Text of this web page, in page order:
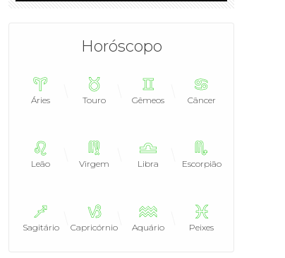
Horóscopo
Áries Touro Gêmeos Câncer
Leão Virgem Libra Escorpião
Sagitário Capricórnio Aquário Peixes